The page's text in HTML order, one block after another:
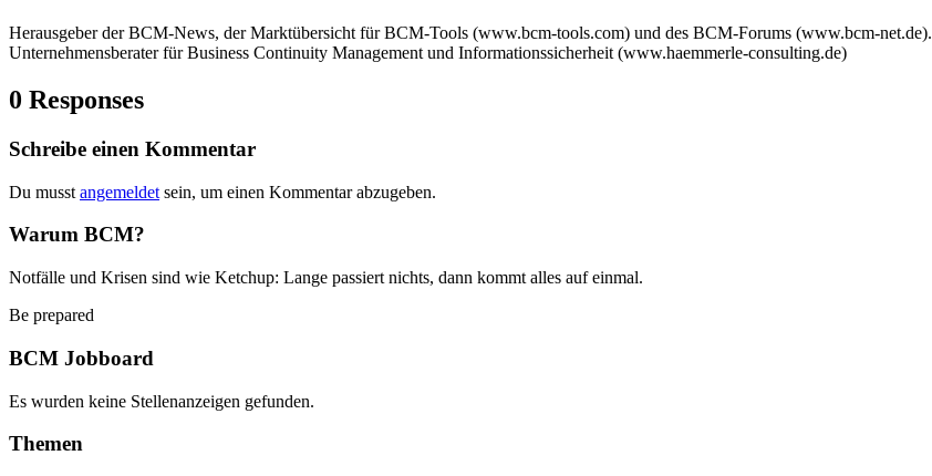
Herausgeber der BCM-News, der Marktübersicht für BCM-Tools (www.bcm-tools.com) und des BCM-Forums (www.bcm-net.de).
Unternehmensberater für Business Continuity Management und Informationssicherheit (www.haemmerle-consulting.de)
0 Responses
Schreibe einen Kommentar
Du musst angemeldet sein, um einen Kommentar abzugeben.
Warum BCM?
Notfälle und Krisen sind wie Ketchup: Lange passiert nichts, dann kommt alles auf einmal.
Be prepared
BCM Jobboard
Es wurden keine Stellenanzeigen gefunden.
Themen